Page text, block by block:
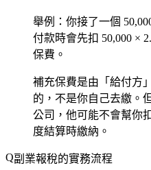
舉例：你接了一個
付款時會先扣 50,000 ×
保費。
補充保費是由「給付方
的，不是你自己去繳。
公司，他可能不會幫你
度結算時繳納。
副業報稅的實務流程